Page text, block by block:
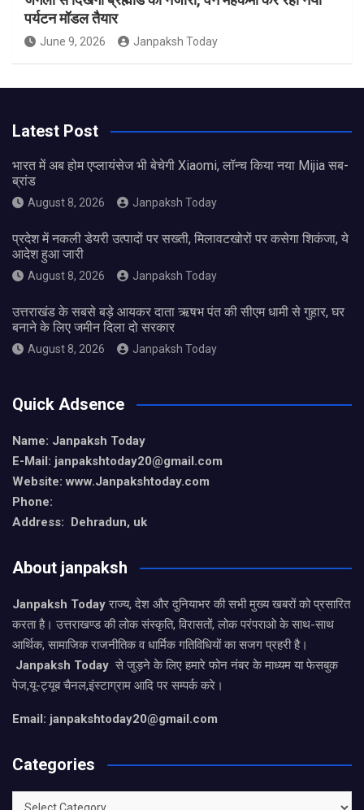
पर्यटन मॉडल तैयार
June 9, 2026 Janpaksh Today
Latest Post
भारत में अब होम एप्लायंसेज भी बेचेगी Xiaomi, लॉन्च किया नया Mijia सब-
ब्रांड
August 8, 2026 Janpaksh Today
प्रदेश में नकली डेयरी उत्पादों पर सख्ती, मिलावटखोरों पर कसेगा शिकंजा, ये
आदेश हुआ जारी
August 8, 2026 Janpaksh Today
उत्तराखंड के सबसे बड़े आयकर दाता ऋषभ पंत की सीएम धामी से गुहार, घर
बनाने के लिए जमीन दिला दो सरकार
August 8, 2026 Janpaksh Today
Quick Adsence
Name: Janpaksh Today
E-Mail: janpakshtoday20@gmail.com
Website: www.Janpakshtoday.com
Phone:
Address: Dehradun, uk
About janpaksh
Janpaksh Todayराज्य, देश और दुनियाभर की सभी मुख्य खबरों को प्रसारित
करता है। उत्तराखण्ड की लोक संस्कृति, विरासतों, लोक परंपराओ के साथ-साथ
आर्थिक, सामाजिक राजनीतिक व धार्मिक गतिविधियों का सजग प्रहरी है।
Janpaksh Today से जुड़ने के लिए हमारे फोन नंबर के माध्यम या फेसबुक
पेज,यू-ट्यूब चैनल,इंस्टाग्राम आदि पर सम्पर्क करे।
Email: janpakshtoday20@gmail.com
Categories
Categories